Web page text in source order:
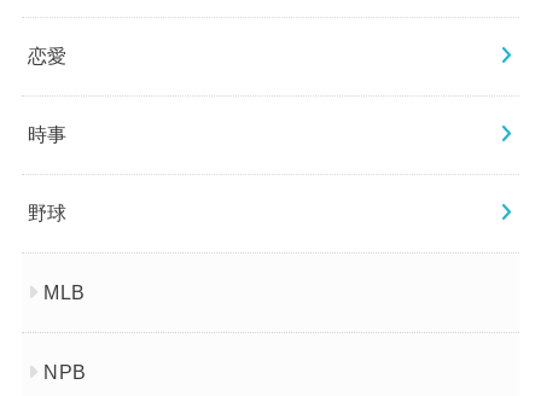
恋愛
時事
野球
MLB
NPB